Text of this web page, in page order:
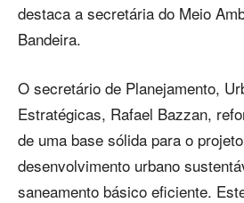
destaca a secretária do Meio
Bandeira.
O secretário de Planejamento,
Estratégicas, Rafael Bazzan,
de uma base sólida para o
desenvolvimento urbano
saneamento básico eficiente.